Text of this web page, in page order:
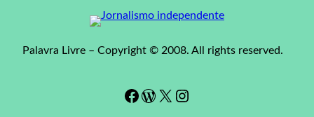
Palavra Livre – Copyright © 2008. All rights reserved.
Facebook WordPress # Instagram